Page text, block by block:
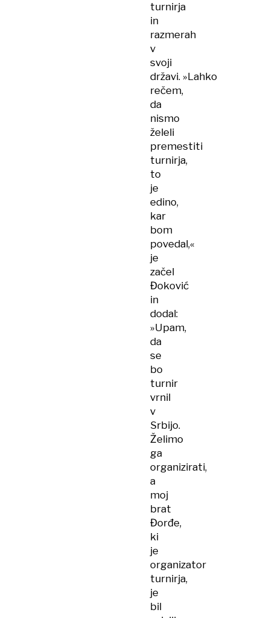
turnirja
in
razmerah
v
svoji
državi. »Lahko
rečem,
da
nismo
želeli
premestiti
turnirja,
to
je
edino,
kar
bom
povedal,«
je
začel
Đoković
in
dodal:
»Upam,
da
se
bo
turnir
vrnil
v
Srbijo.
Želimo
ga
organizirati,
a
moj
brat
Đorđe,
ki
je
organizator
turnirja,
je
bil